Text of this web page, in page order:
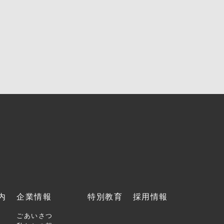
企業情報
ごあいさつ
特別教育 採用情報